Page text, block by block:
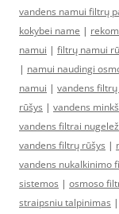
vandens namui filtrų
kokybei name |
namui | filtrų namui
| namui naudingi
namui | vandens filtrų
rūšys | vandens
vandens filtrai
vandens filtrų rūšys |
vandens nukalkinimo
sistemos | osmoso
straipsniu talpinimas |